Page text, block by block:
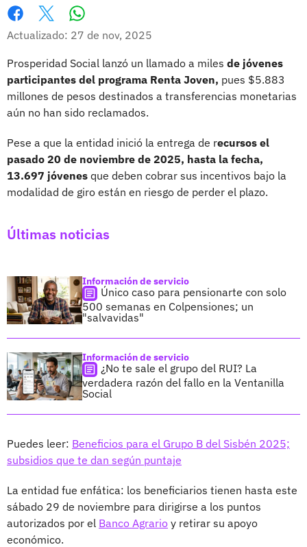
Facebook
X
Actualizado: 27 de nov, 2025
Prosperidad Social lanzó un llamado a miles de jóvenes
participantes del programa Renta Joven, pues $5.883
millones de pesos destinados a transferencias monetarias
aún no han sido reclamados.
Pese a que la entidad inició la entrega de recursos el
pasado 20 de noviembre de 2025, hasta la fecha,
13.697 jóvenes que deben cobrar sus incentivos bajo la
modalidad de giro están en riesgo de perder el plazo.
Últimas noticias
Información de servicio
Único caso para pensionarte con solo
500 semanas en Colpensiones; un
"salvavidas"
Información de servicio
¿No te sale el grupo del RUI? La
verdadera razón del fallo en la Ventanilla
Social
Puedes leer: Beneficios para el Grupo B del Sisbén 2025;
subsidios que te dan según puntaje
La entidad fue enfática: los beneficiarios tienen hasta este
sábado 29 de noviembre para dirigirse a los puntos
autorizados por el Banco Agrario y retirar su apoyo
económico.